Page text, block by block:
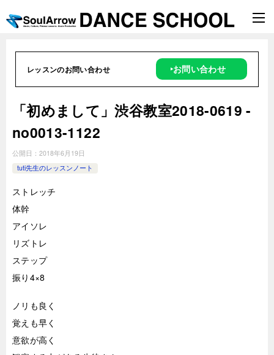
レッスンのお問い合わせ ‣お問い合わせ
「初めまして」渋谷教室2018-0619 -
no0013-1122
公開日： 2018年6月19日
tuti先生のレッスンノート
ストレッチ
体幹
アイソレ
リズトレ
ステップ
振り4×8
ノリも良く
覚えも早く
意欲が高く